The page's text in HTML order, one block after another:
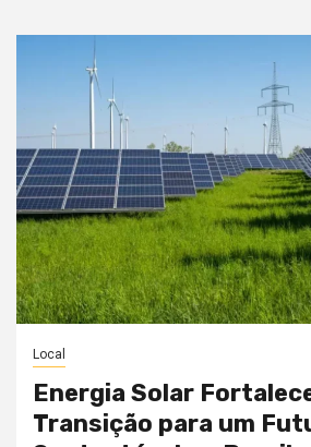
Local
Energia Solar
Transição para um